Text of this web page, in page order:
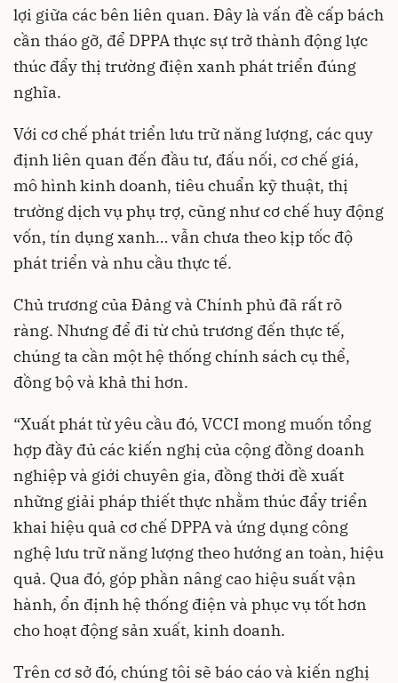
lợi giữa các bên liên quan. Đây là vấn đề cấp bách
cần tháo gỡ, để DPPA thực sự trở thành động lực
thúc đẩy thị trường điện xanh phát triển đúng
nghĩa.
Với cơ chế phát triển lưu trữ năng lượng, các quy
định liên quan đến đầu tư, đấu nối, cơ chế giá,
mô hình kinh doanh, tiêu chuẩn kỹ thuật, thị
trường dịch vụ phụ trợ, cũng như cơ chế huy động
vốn, tín dụng xanh… vẫn chưa theo kịp tốc độ
phát triển và nhu cầu thực tế.
Chủ trương của Đảng và Chính phủ đã rất rõ
ràng. Nhưng để đi từ chủ trương đến thực tế,
chúng ta cần một hệ thống chính sách cụ thể,
đồng bộ và khả thi hơn.
“Xuất phát từ yêu cầu đó, VCCI mong muốn tổng
hợp đầy đủ các kiến nghị của cộng đồng doanh
nghiệp và giới chuyên gia, đồng thời đề xuất
những giải pháp thiết thực nhằm thúc đẩy triển
khai hiệu quả cơ chế DPPA và ứng dụng công
nghệ lưu trữ năng lượng theo hướng an toàn, hiệu
quả. Qua đó, góp phần nâng cao hiệu suất vận
hành, ổn định hệ thống điện và phục vụ tốt hơn
cho hoạt động sản xuất, kinh doanh.
Trên cơ sở đó, chúng tôi sẽ báo cáo và kiến nghị